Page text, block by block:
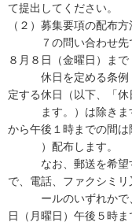
て提出してください。
（２）募集要項の配布方
７の問い合わせ先で
８月８日（金曜日）ま
休日を定める条例（
定する休日（以下、「
ます。）は除きます
から午後１時までの間は
）配布します。
なお、郵送を希望す
で、電話、ファクシミリ
ールのいずれかで、
日（月曜日）午後５時ま